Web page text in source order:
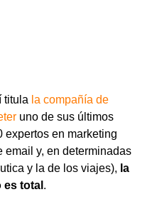
titula la compañía de
uno de sus últimos
expertos en marketing
email y, en determinadas
y la de los viajes), la
total .